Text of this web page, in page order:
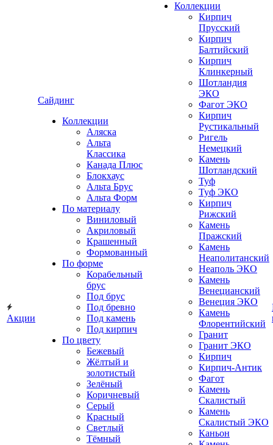
Акции
Сайдинг
Коллекции
Аляска
Альта
Классика
Канада Плюс
Блокхаус
Альта Брус
Альта Форм
По материалу
Виниловый
Акриловый
Крашенный
Формованный
По форме
Корабельный
брус
Под брус
Под бревно
Под камень
Под кирпич
По цвету
Бежевый
Жёлтый и
золотистый
Зелёный
Коричневый
Серый
Красный
Светлый
Тёмный
Коллекции
Кирпич
Прусский
Кирпич
Балтийский
Кирпич
Клинкерный
Шотландия
ЭКО
Фагот ЭКО
Кирпич
Рустикальный
Ригель
Немецкий
Камень
Шотландский
Туф
Туф ЭКО
Кирпич
Рижский
Камень
Пражский
Камень
Неаполитанский
Неаполь ЭКО
Камень
Венецианский
Венеция ЭКО
Камень
Флорентийский
Гранит
Гранит ЭКО
Кирпич
Кирпич-Антик
Фагот
Камень
Скалистый
Камень
Скалистый ЭКО
Каньон